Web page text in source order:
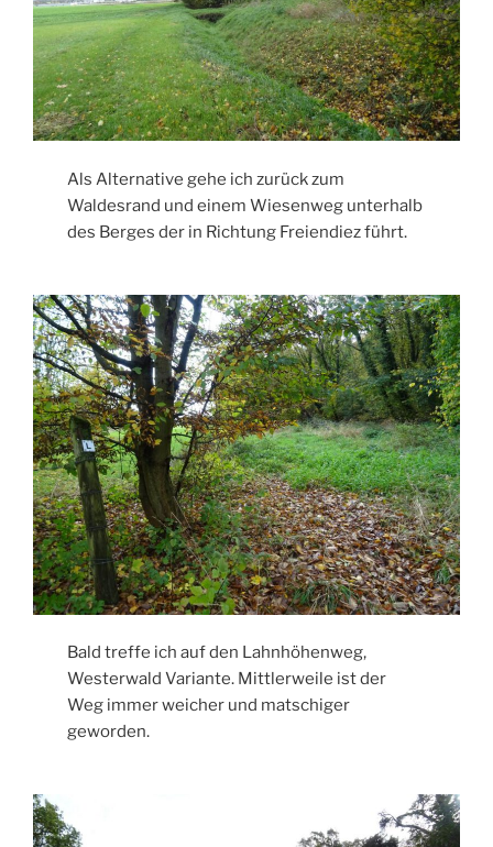
Als Alternative gehe ich zurück zum
Waldesrand und einem Wiesenweg unterhalb
des Berges der in Richtung Freiendiez führt.
Bald treffe ich auf den Lahnhöhenweg,
Westerwald Variante. Mittlerweile ist der
Weg immer weicher und matschiger
geworden.